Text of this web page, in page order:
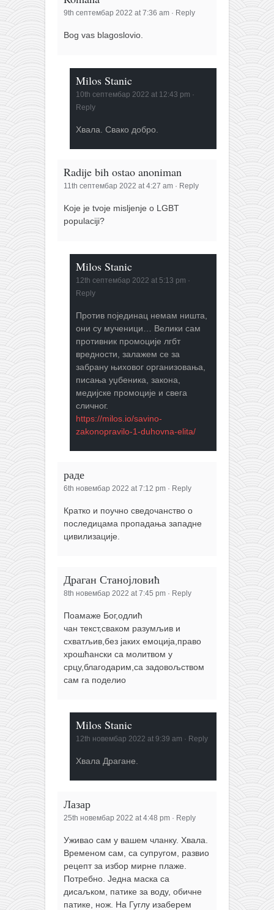
9th септембар 2022 at 7:36 am · Reply
Bog vas blagoslovio.
Milos Stanic
10th септембар 2022 at 12:43 pm ·
Reply
Хвала. Свако добро.
Radije bih ostao anoniman
11th септембар 2022 at 4:27 am · Reply
Koje je tvoje misljenje o LGBT
populaciji?
Milos Stanic
12th септембар 2022 at 5:13 pm ·
Reply
Против појединац немам ништа,
они су мученици… Велики сам
противник промоције лгбт
вредности, залажем се за
забрану њиховог организовања,
писања уџбеника, закона,
медијске промоције и свега
сличног.
https://milos.io/savino-
zakonopravilo-1-duhovna-elita/
раде
6th новембар 2022 at 7:12 pm · Reply
Кратко и поучно сведочанство о
последицама пропадања западне
цивилизације.
Драган Станојловић
8th новембар 2022 at 7:45 pm · Reply
Поамаже Бог,одлић
чан текст,сваком разумљив и
схватљив,без јаких емоција,право
хрошћански са молитвом у
срцу,благодарим,са задовољством
сам га поделио
Milos Stanic
12th новембар 2022 at 9:39 am · Reply
Хвала Драгане.
Лазар
25th новембар 2022 at 4:48 pm · Reply
Уживао сам у вашем чланку. Хвала.
Временом сам, са супругом, развио
рецепт за избор мирне плаже.
Потребно. Једна маска са
дисаљком, патике за воду, обичне
патике, нож. На Гуглу изаберем